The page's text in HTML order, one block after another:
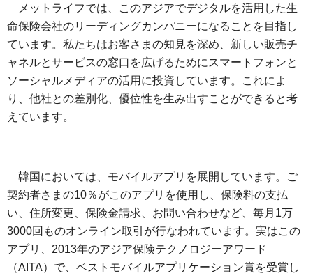
メットライフでは、このアジアでデジタルを活用した生
命保険会社のリーディングカンパニーになることを目指し
ています。私たちはお客さまの知見を深め、新しい販売チ
ャネルとサービスの窓口を広げるためにスマートフォンと
ソーシャルメディアの活用に投資しています。これによ
り、他社との差別化、優位性を生み出すことができると考
えています。
韓国においては、モバイルアプリを展開しています。ご
契約者さまの10％がこのアプリを使用し、保険料の支払
い、住所変更、保険金請求、お問い合わせなど、毎月1万
3000回ものオンライン取引が行なわれています。実はこの
アプリ、2013年のアジア保険テクノロジーアワード
（AITA）で、ベストモバイルアプリケーション賞を受賞し